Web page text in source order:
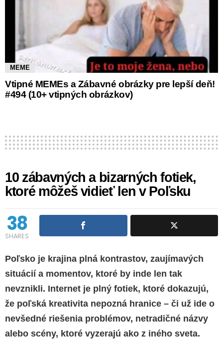
MEME
Vtipné MEMEs a Zábavné obrázky pre lepší deň!
#494 (10+ vtipných obrázkov)
10 zábavných a bizarných fotiek,
ktoré môžeš vidieť len v Poľsku
38
SHARES
Poľsko je krajina plná kontrastov, zaujímavých
situácií a momentov, ktoré by inde len tak
nevznikli. Internet je plný fotiek, ktoré dokazujú,
že poľská kreativita nepozná hranice – či už ide o
nevšedné riešenia problémov, netradičné názvy
alebo scény, ktoré vyzerajú ako z iného sveta.